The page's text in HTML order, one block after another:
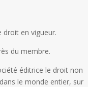
droit en vigueur.
du membre.
éditrice le droit non
le monde entier, sur